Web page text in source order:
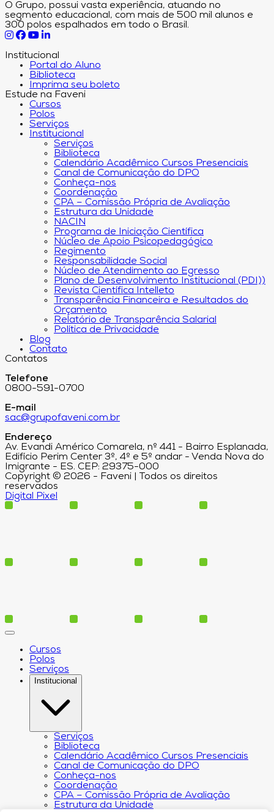
O Grupo, possui vasta experiência, atuando no
segmento educacional, com mais de 500 mil alunos e
300 polos espalhados em todo o Brasil.
Institucional
Portal do Aluno
Biblioteca
Imprima seu boleto
Estude na Faveni
Cursos
Polos
Serviços
Institucional
Serviços
Biblioteca
Calendário Acadêmico Cursos Presenciais
Canal de Comunicação do DPO
Conheça-nos
Coordenação
CPA – Comissão Própria de Avaliação
Estrutura da Unidade
NACIN
Programa de Iniciação Científica
Núcleo de Apoio Psicopedagógico
Regimento
Responsabilidade Social
Núcleo de Atendimento ao Egresso
Plano de Desenvolvimento Institucional (PDI))
Revista Científica Intelleto
Transparência Financeira e Resultados do
Orçamento
Relatório de Transparência Salarial
Política de Privacidade
Blog
Contato
Contatos
Telefone
0800-591-0700
E-mail
sac@grupofaveni.com.br
Endereço
Av. Evandi Américo Comarela, nº 441 - Bairro Esplanada,
Edifício Perim Center 3º, 4º e 5º andar - Venda Nova do
Imigrante - ES. CEP: 29375-000
Copyright © 2026 - Faveni | Todos os direitos
reservados
Digital Pixel
Cursos
Polos
Serviços
Institucional
Serviços
Biblioteca
Calendário Acadêmico Cursos Presenciais
Canal de Comunicação do DPO
Conheça-nos
Coordenação
CPA – Comissão Própria de Avaliação
Estrutura da Unidade